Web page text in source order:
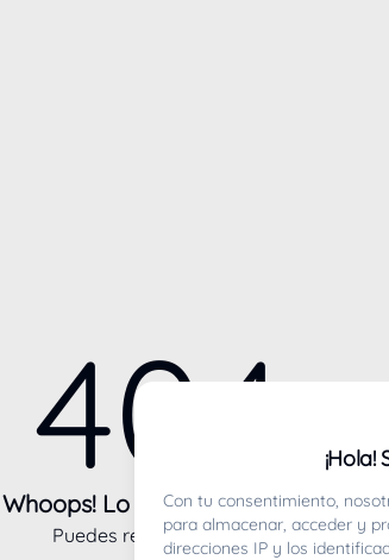
404
Whoops! Lo sentimos mucho.
Puedes regresar alinicio
Con tu consentimiento,
para almacenar, acceder y
direcciones IP y los